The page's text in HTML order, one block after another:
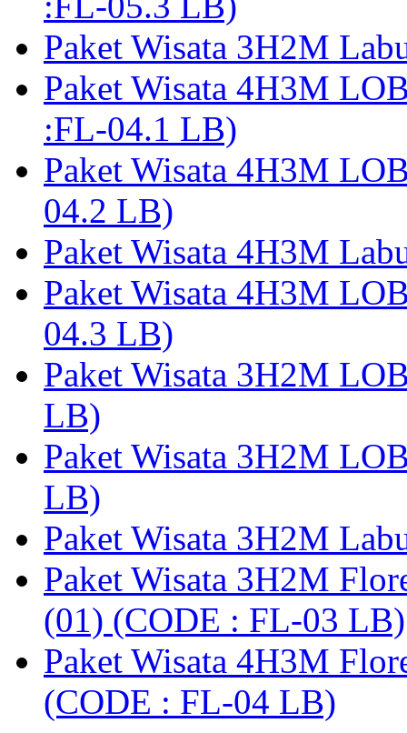
Paket Wisata 3H2M
Paket Wisata 4H3M
:FL-04.1 LB)
Paket Wisata 4H3M
04.2 LB)
Paket Wisata 4H3M
Paket Wisata 4H3M
04.3 LB)
Paket Wisata 3H2M
LB)
Paket Wisata 3H2M
LB)
Paket Wisata 3H2M
Paket Wisata 3H2M
(01) (CODE : FL-03 LB)
Paket Wisata 4H3M
(CODE : FL-04 LB)